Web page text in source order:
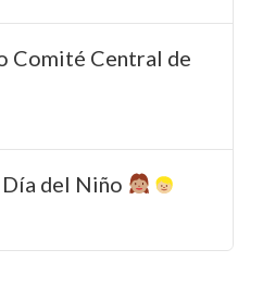
Comité Central de
del Niño